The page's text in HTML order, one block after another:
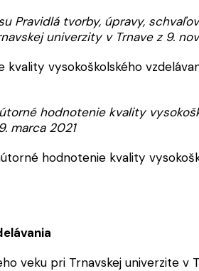
Pravidlá tvorby, úpravy,
univerzity v Trnave z 9.
vysokoškolského
hodnotenie kvality
marca 2021
hodnotenie kvality
veku pri Trnavskej univerzite v